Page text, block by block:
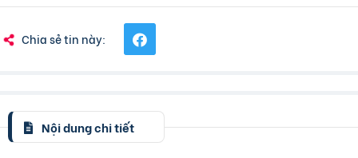
Chia sẻ tin này:
Nội dung chi tiết